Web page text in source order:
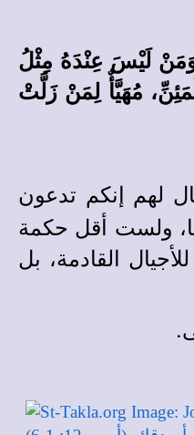
لَسْتُ أَنَا دُونَكُمْ. وَمَنْ لَيْسَ عِنْدَهُ مِثْلُ
هَوَانٌ فِي أَفْكَارِ الْمُطْمَئِنِّ، مُهَيَّأٌ لِمَنْ زَلَّتْ
لهم إنكم تدعون
ولست أقل حكمة
القادمة، بل